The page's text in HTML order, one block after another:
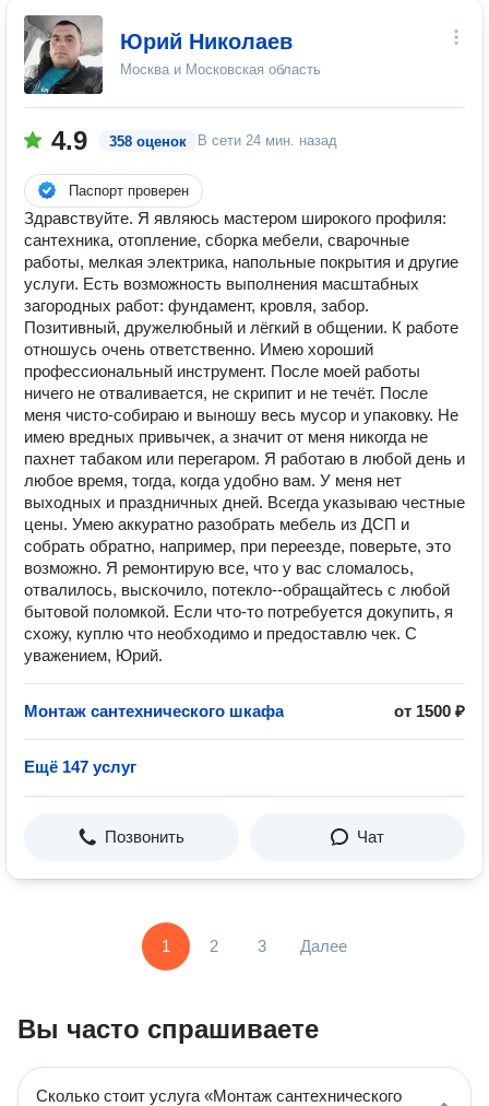
Юрий Николаев
Москва и Московская область
4.9 358 оценок В сети 24 мин. назад
Паспорт проверен
Здравствуйте. Я являюсь мастером широкого профиля:
сантехника, отопление, сборка мебели, сварочные
работы, мелкая электрика, напольные покрытия и другие
услуги. Есть возможность выполнения масштабных
загородных работ: фундамент, кровля, забор.
Позитивный, дружелюбный и лёгкий в общении. К работе
отношусь очень ответственно. Имею хороший
профессиональный инструмент. После моей работы
ничего не отваливается, не скрипит и не течёт. После
меня чисто-собираю и выношу весь мусор и упаковку. Не
имею вредных привычек, а значит от меня никогда не
пахнет табаком или перегаром. Я работаю в любой день и
любое время, тогда, когда удобно вам. У меня нет
выходных и праздничных дней. Всегда указываю честные
цены. Умею аккуратно разобрать мебель из ДСП и
собрать обратно, например, при переезде, поверьте, это
возможно. Я ремонтирую все, что у вас сломалось,
отвалилось, выскочило, потекло--обращайтесь с любой
бытовой поломкой. Если что-то потребуется докупить, я
схожу, куплю что необходимо и предоставлю чек. С
уважением, Юрий.
Монтаж сантехнического шкафа от 1500 ₽
Ещё 147 услуг
Позвонить Чат
1 2 3 Далее
Вы часто спрашиваете
Сколько стоит услуга «Монтаж сантехнического